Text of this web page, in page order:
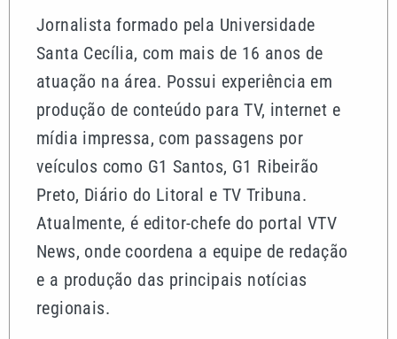
Jornalista formado pela Universidade
Santa Cecília, com mais de 16 anos de
atuação na área. Possui experiência em
produção de conteúdo para TV, internet e
mídia impressa, com passagens por
veículos como G1 Santos, G1 Ribeirão
Preto, Diário do Litoral e TV Tribuna.
Atualmente, é editor-chefe do portal VTV
News, onde coordena a equipe de redação
e a produção das principais notícias
regionais.